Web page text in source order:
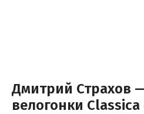
Дмитрий Страхов
велогонки